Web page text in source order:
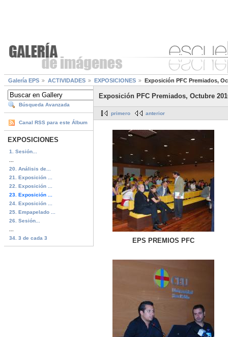
Galería EPS ACTIVIDADES EXPOSICIONES Exposición PFC Premiados,
Búsqueda Avanzada
Canal RSS para este Álbum
EXPOSICIONES
1. Sesión...
20. Análisis de...
21. Exposición ...
22. Exposición ...
23. Exposición ...
24. Exposición ...
25. Empapelado ...
26. Sesión...
34. 3 de cada 3
Exposición PFC Premiados, Octubre
primero anterior
EPS PREMIOS PFC